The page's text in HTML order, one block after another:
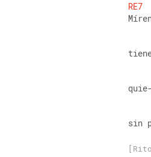
RE7
sin